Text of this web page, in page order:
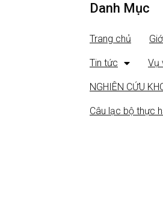
Danh Mục
Trang chủ
Tin tức Vụ
NGHIÊN CỨU
Câu lạc bộ thực